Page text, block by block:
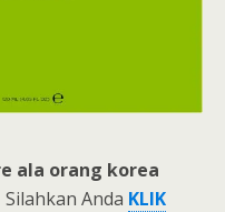
ala orang korea
Silahkan Anda KLIK